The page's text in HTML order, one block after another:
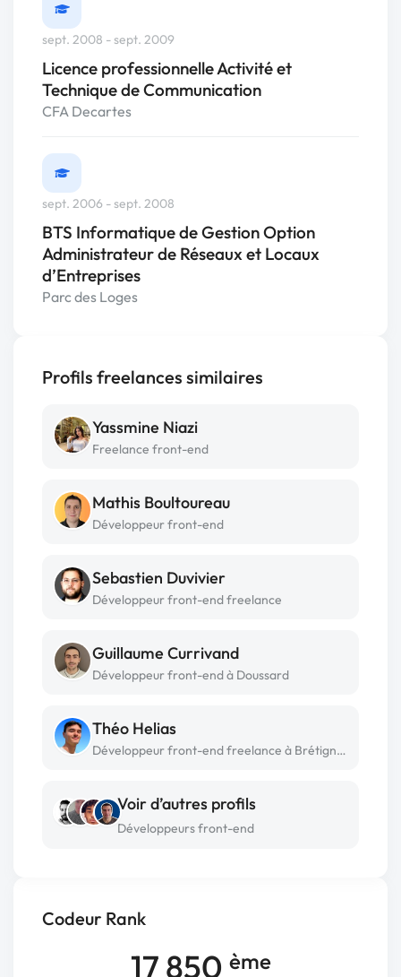
Codeur Rank
17 850 ème
sept. 2008 - sept. 2009
Licence professionnelle Activité et
Technique de Communication
CFA Decartes
sept. 2006 - sept. 2008
BTS Informatique de Gestion Option
Administrateur de Réseaux et Locaux
d’Entreprises
Parc des Loges
Profils freelances similaires
Yassmine Niazi
Freelance front-end
Mathis Boultoureau
Développeur front-end
Sebastien Duvivier
Développeur front-end freelance
Guillaume Currivand
Développeur front-end à Doussard
Théo Helias
Développeur front-end freelance à Brétigny sur orge
Voir d’autres profils
Développeurs front-end